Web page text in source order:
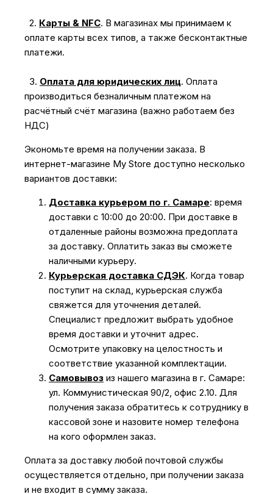
2. Карты & NFC. В магазинах мы принимаем к
оплате карты всех типов, а также бесконтактные
платежи.
3. Оплата для юридических лиц. Оплата
производиться безналичным платежом на
расчётный счёт магазина (важно работаем без
НДС)
Экономьте время на получении заказа. В
интернет-магазине My Store доступно несколько
вариантов доставки:
Доставка курьером по г. Самаре: время
доставки с 10:00 до 20:00. При доставке в
отдаленные районы возможна предоплата
за доставку. Оплатить заказ вы сможете
наличными курьеру.
Курьерская доставка СДЭК. Когда товар
поступит на склад, курьерская служба
свяжется для уточнения деталей.
Специалист предложит выбрать удобное
время доставки и уточнит адрес.
Осмотрите упаковку на целостность и
соответствие указанной комплектации.
Самовывоз из нашего магазина в г. Самаре:
ул. Коммунистическая 90/2, офис 2.10. Для
получения заказа обратитесь к сотруднику в
кассовой зоне и назовите номер телефона
на кого оформлен заказ.
Оплата за доставку любой почтовой службы
осуществляется отдельно, при получении заказа
и не входит в сумму заказа.